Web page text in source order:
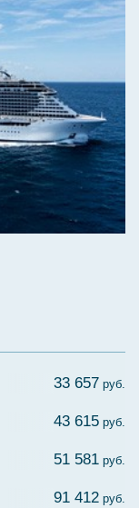
33 657 руб.
43 615 руб.
51 581 руб.
91 412 руб.